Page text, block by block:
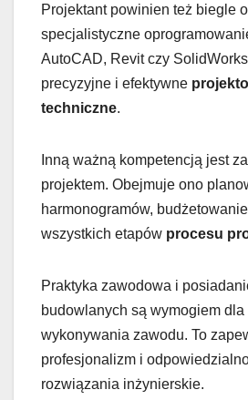
Projektant powinien też biegle
specjalistyczne
AutoCAD, Revit czy
precyzyjne i efektywne
techniczne.
Inną ważną kompetencją jest
projektem. Obejmuje ono
harmonogramów,
wszystkich etapów procesu
Praktyka zawodowa i
budowlanych są wymogiem
wykonywania zawodu. To
profesjonalizm i
rozwiązania inżynierskie.